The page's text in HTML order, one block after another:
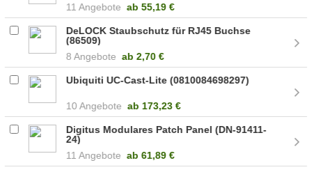
11 Angebote ab 55,19 €
DeLOCK Staubschutz für RJ45 Buchse
(86509)
8 Angebote ab 2,70 €
Ubiquiti UC-Cast-Lite (0810084698297)
10 Angebote ab 173,23 €
Digitus Modulares Patch Panel (DN-91411-
24)
11 Angebote ab 61,89 €